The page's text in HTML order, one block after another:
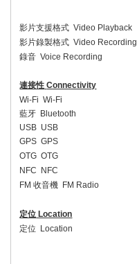
影片支援格式 Video Playback
影片錄製格式 Video Recording
錄音 Voice Recording
連接性 Connectivity
Wi-Fi Wi-Fi
藍牙 Bluetooth
USB USB
GPS GPS
OTG OTG
NFC
NFC
FM收音機 FM Radio
定位 Location
定位
Location